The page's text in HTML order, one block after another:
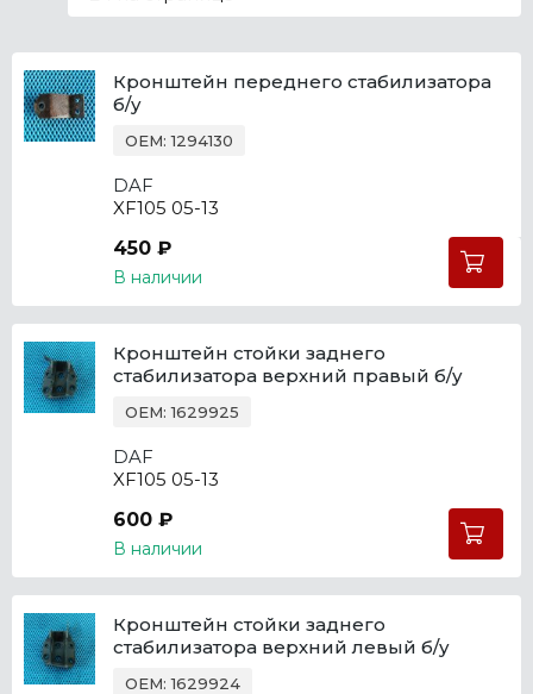
Кронштейн переднего стабилизатора
б/у
OEM: 1294130
DAF
XF105 05-13
450 ₽
В наличии
Кронштейн стойки заднего
стабилизатора верхний правый б/у
OEM: 1629925
DAF
XF105 05-13
600 ₽
В наличии
Кронштейн стойки заднего
стабилизатора верхний левый б/у
OEM: 1629924